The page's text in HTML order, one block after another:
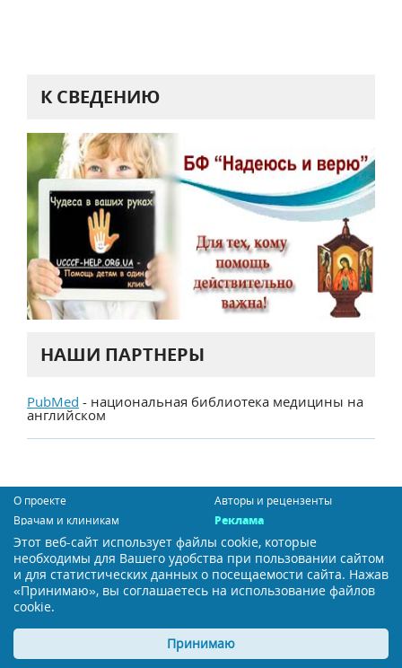
К СВЕДЕНИЮ
НАШИ ПАРТНЕРЫ
PubMed - национальная библиотека медицины на
английском
О проекте
Авторы и рецензенты
Врачам и клиникам
Реклама
Контакты
Карта сайта
Сообщить об ошибке
Политика конфиденциальности
Этот веб-сайт использует файлы cookie, которые
необходимы для Вашего удобства при пользовании сайтом
и для статистических данных о посещаемости сайта. Нажав
«Принимаю», вы соглашаетесь на использование файлов
cookie.
Принимаю